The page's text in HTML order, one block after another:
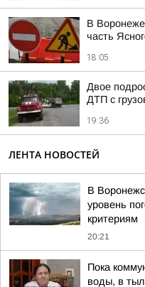
В
часть
18:05
Двое
ДТП с
19:36
ЛЕНТА НОВОСТЕЙ
В
уровень
критериям
20:21
Пока
воды, в